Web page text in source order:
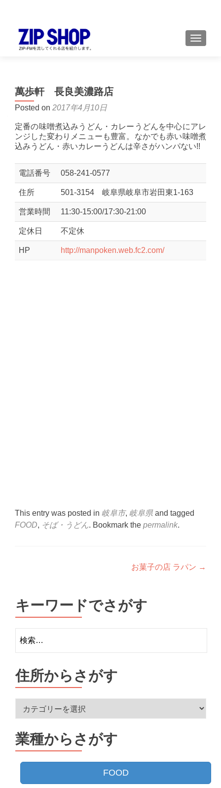
萬歩軒 長良美濃路店
Posted on 2017年4月10日
定番の味噌煮込みうどん・カレーうどんを中心にアレ
ンジした変わりメニューも豊富。なかでも赤い味噌煮
込みうどん・赤いカレーうどんは辛さがハンパない!!
電話番号 058-241-0577
住所 501-3154 岐阜県岐阜市岩田東1-163
営業時間 11:30-15:00/17:30-21:00
定休日 不定休
HP http://manpoken.web.fc2.com/
This entry was posted in 岐阜市, 岐阜県 and tagged
FOOD, そば・うどん. Bookmark the permalink.
お菓子の店 ラパン →
キーワードでさがす
索:
住所からさがす
ら
さ
が
業種からさがす
FOOD